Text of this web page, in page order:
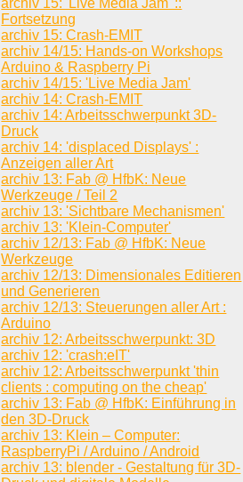
archiv 15: 'Live Media Jam' ::
Fortsetzung
archiv 15: Crash-EMIT
archiv 14/15: Hands-on Workshops
Arduino & Raspberry Pi
archiv 14/15: 'Live Media Jam'
archiv 14: Crash-EMIT
archiv 14: Arbeitsschwerpunkt 3D-
Druck
archiv 14: 'displaced Displays' :
Anzeigen aller Art
archiv 13: Fab @ HfbK: Neue
Werkzeuge / Teil 2
archiv 13: 'Sichtbare Mechanismen'
archiv 13: 'Klein-Computer'
archiv 12/13: Fab @ HfbK: Neue
Werkzeuge
archiv 12/13: Dimensionales Editieren
und Generieren
archiv 12/13: Steuerungen aller Art :
Arduino
archiv 12: Arbeitsschwerpunkt: 3D
archiv 12: 'crash:eIT'
archiv 12: Arbeitsschwerpunkt 'thin
clients : computing on the cheap'
archiv 13: Fab @ HfbK: Einführung in
den 3D-Druck
archiv 13: Klein – Computer:
RaspberryPi / Arduino / Android
archiv 13: blender - Gestaltung für 3D-